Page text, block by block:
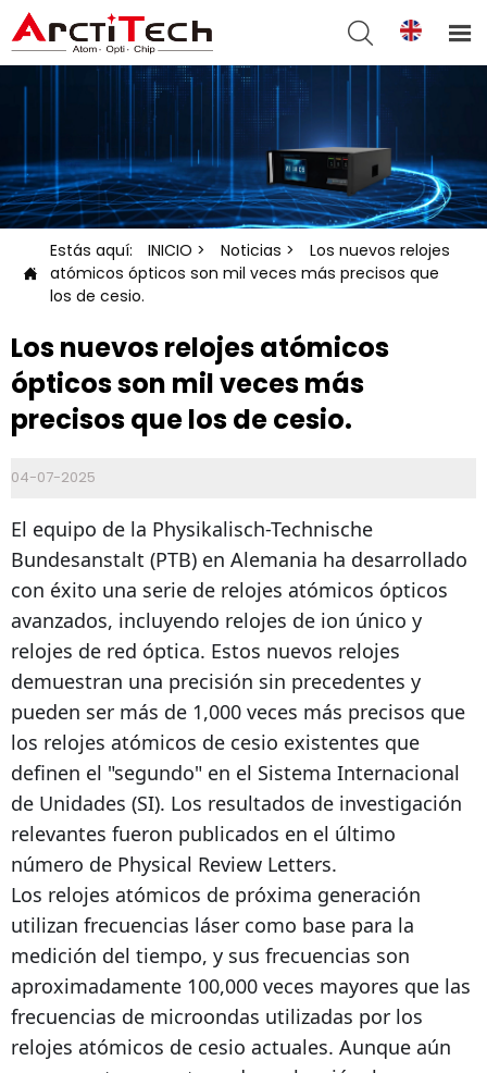
 

Estás aquí: INICIO > Noticias >
Los nuevos relojes
atómicos ópticos son mil veces más precisos que
los de cesio.
Los nuevos relojes atómicos
ópticos son mil veces más
precisos que los de cesio.
04-07-2025
El equipo de la Physikalisch-Technische
Bundesanstalt (PTB) en Alemania ha desarrollado
con éxito una serie de relojes atómicos ópticos
avanzados, incluyendo relojes de ion único y
relojes de red óptica. Estos nuevos relojes
demuestran una precisión sin precedentes y
pueden ser más de 1,000 veces más precisos que
los relojes atómicos de cesio existentes que
definen el "segundo" en el Sistema Internacional
de Unidades (SI). Los resultados de investigación
relevantes fueron publicados en el último
número de Physical Review Letters.
Los relojes atómicos de próxima generación
utilizan frecuencias láser como base para la
medición del tiempo, y sus frecuencias son
aproximadamente 100,000 veces mayores que las
frecuencias de microondas utilizadas por los
relojes atómicos de cesio actuales. Aunque aún